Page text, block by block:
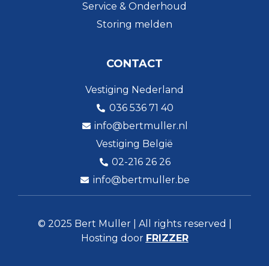
Service & Onderhoud
Storing melden
CONTACT
Vestiging Nederland
036 536 71 40
info@bertmuller.nl
Vestiging België
02-216 26 26
info@bertmuller.be
© 2025 Bert Muller | All rights reserved |
Hosting door FRIZZER